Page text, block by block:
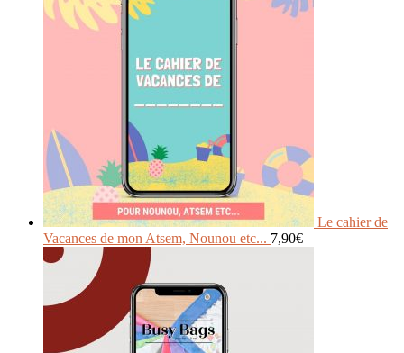
Le cahier de
Vacances de mon Atsem, Nounou etc... 7,90€